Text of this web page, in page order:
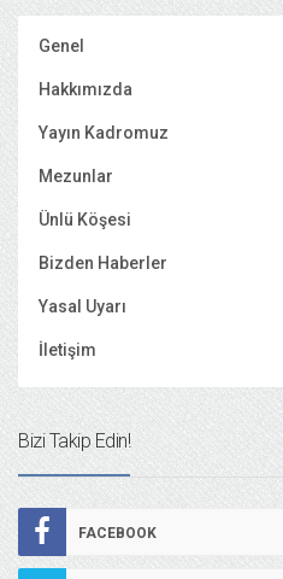
Genel
Hakkımızda
Yayın Kadromuz
Mezunlar
Ünlü Köşesi
Bizden Haberler
Yasal Uyarı
İletişim
Bizi Takip Edin!
FACEBOOK